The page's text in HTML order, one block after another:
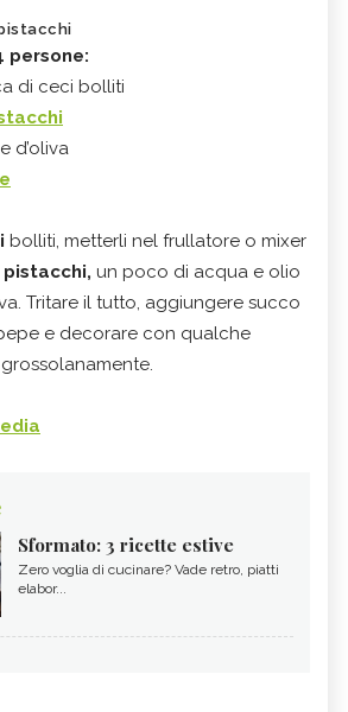
persone:
di ceci bolliti
d’oliva
bolliti, metterli nel frullatore o mixer
pistacchi, un poco di acqua e olio
Tritare il tutto, aggiungere succo
e decorare con qualche
Sformato: 3 ricette estive
Zero voglia di cucinare? Vade retro, piatti
elabor...